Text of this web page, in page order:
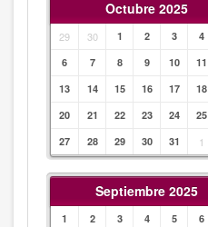
Octubre 2025
29 30 1 2 3 4
6
7 8 9 10 11
13
14 15 16 17 18
20
21 22 23 24 25
27
28 29 30 31 1
Septiembre 2025
1 2 3 4 5 6